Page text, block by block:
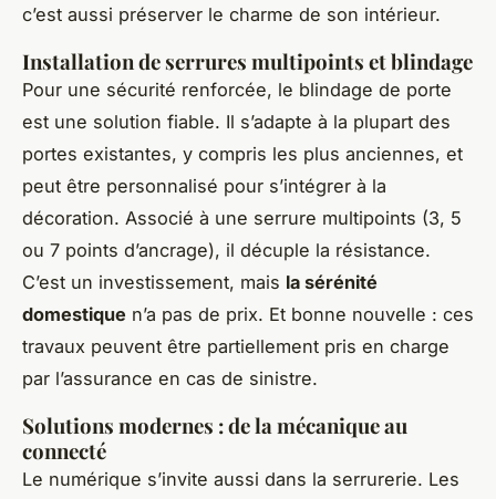
c’est aussi préserver le charme de son intérieur.
Installation de serrures multipoints et blindage
Pour une sécurité renforcée, le blindage de porte
est une solution fiable. Il s’adapte à la plupart des
portes existantes, y compris les plus anciennes, et
peut être personnalisé pour s’intégrer à la
décoration. Associé à une serrure multipoints (3, 5
ou 7 points d’ancrage), il décuple la résistance.
C’est un investissement, mais la sérénité
domestique n’a pas de prix. Et bonne nouvelle : ces
travaux peuvent être partiellement pris en charge
par l’assurance en cas de sinistre.
Solutions modernes : de la mécanique au
connecté
Le numérique s’invite aussi dans la serrurerie. Les